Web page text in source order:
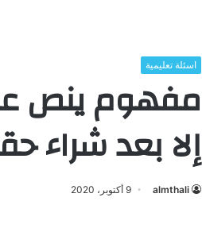
اسئلة تعليمية
مفهوم ينص
إلا بعد شراء
almthali 9 أكتوبر، 2020